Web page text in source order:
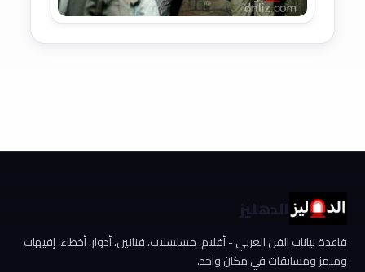
الدهليز
قاعدة بيانات الفن العربي - أفلام، مسلسلات، فنانين، أدوار، أخطاء، إفيهات
وميمز ومسابقات في مكان واحد.